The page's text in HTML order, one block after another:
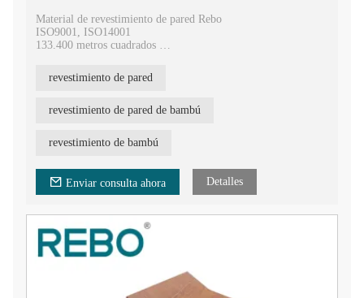
Material de revestimiento de pared Rebo
ISO9001, ISO14001
133.400 metros cuadrados
9 patentes de invención nacionales y 77 patentes de modelo de
utilidad
revestimiento de pared
revestimiento de pared de bambú
revestimiento de bambú
Enviar consulta ahora Detalles